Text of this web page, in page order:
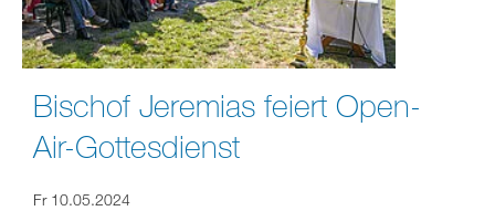
Bischof Jeremias feiert Open-
Air-Gottesdienst
Fr 10.05.2024